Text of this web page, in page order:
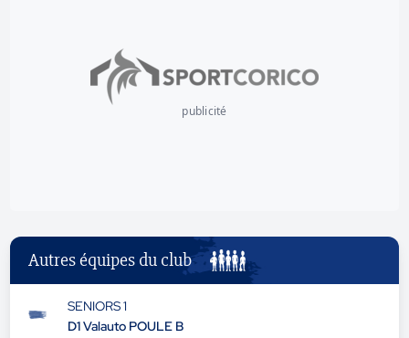
publicité
Autres équipes du club
SENIORS 1
D1 Valauto POULE B